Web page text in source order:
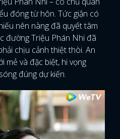
đóng từ hôn. Tức giận có
nên nàng đã quyết tâm
đường Triệu Phán Nhi đã
chịu cảnh thiệt thòi. An
mẻ và đặc biệt, hi vọng
đúng dự kiến.